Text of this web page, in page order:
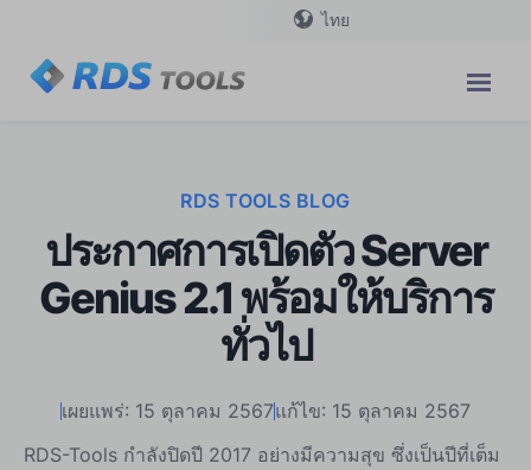
ไทย
RDS TOOLS BLOG
ประกาศการเปิดตัว Server
Genius 2.1 พร้อมให้บริการ
ทั่วไป
เผยแพร่: 15 ตุลาคม 2567แก้ไข: 15 ตุลาคม 2567
RDS-Tools กำลังปิดปี 2017 อย่างมีความสุข ซึ่งเป็นปีที่เต็ม